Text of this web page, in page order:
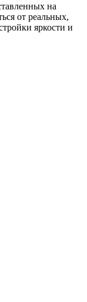
на
от реальных,
яркости и